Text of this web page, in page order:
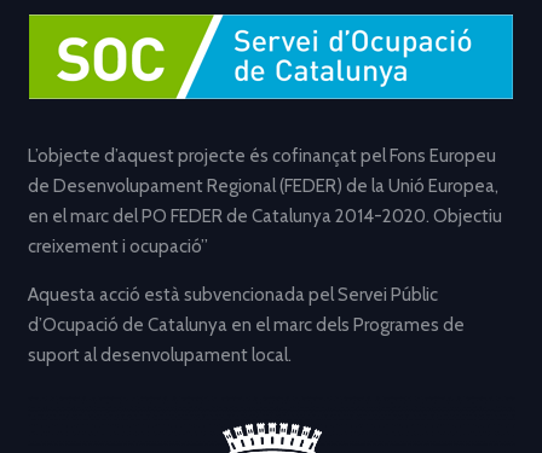
L’objecte d’aquest projecte és cofinançat pel Fons Europeu
de Desenvolupament Regional (FEDER) de la Unió Europea,
en el marc del PO FEDER de Catalunya 2014-2020. Objectiu
creixement i ocupació”
Aquesta acció està subvencionada pel Servei Públic
d’Ocupació de Catalunya en el marc dels Programes de
suport al desenvolupament local.